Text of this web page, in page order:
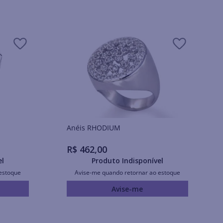
Anéis RHODIUM
R$ 462,00
Produto Indisponível
Avise-me quando retornar ao estoque
Avise-me